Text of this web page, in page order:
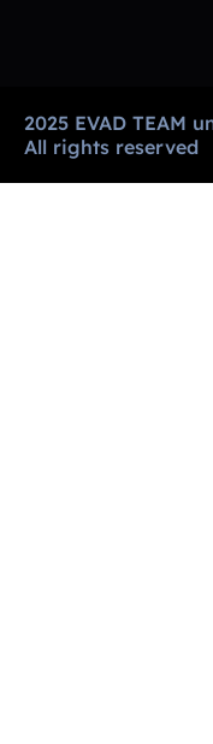
2025 EVAD TEAM
All rights reserved